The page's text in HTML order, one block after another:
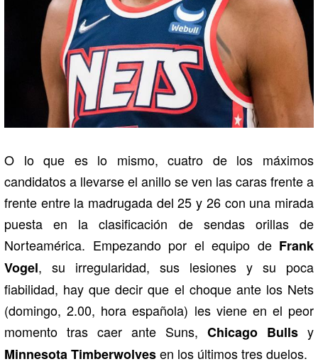
O lo que es lo mismo, cuatro de los máximos
candidatos a llevarse el anillo se ven las caras frente a
frente entre la madrugada del 25 y 26 con una mirada
puesta en la clasificación de sendas orillas de
Norteamérica. Empezando por el equipo de Frank
Vogel, su irregularidad, sus lesiones y su poca
fiabilidad, hay que decir que el choque ante los Nets
(domingo, 2.00, hora española) les viene en el peor
momento tras caer ante Suns, Chicago Bulls y
Minnesota Timberwolvesen los últimos tres duelos.